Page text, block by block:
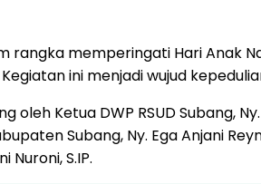
rangka memperingati Hari Anak
Kegiatan ini menjadi wujud
oleh Ketua DWP RSUD Subang,
Subang, Ny. Ega Anjani
Nuroni, S.IP.